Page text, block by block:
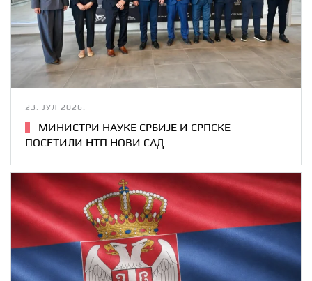
23. ЈУЛ 2026.
МИНИСТРИ НАУКЕ СРБИЈЕ И СРПСКЕ
ПОСЕТИЛИ НТП НОВИ САД